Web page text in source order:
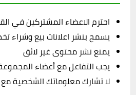
احترم الاعضاء المشتركين في
يسمح بنشر اعلانات بيع
يمنع نشر محتوى غير لائق
يجب التفاعل مع أعضاء
لا تشارك معلوماتك الشخصية مع